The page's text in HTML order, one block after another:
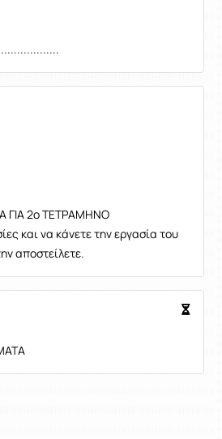
ΓΙΑ 2ο ΤΕΤΡΑΜΗΝΟ
και να κάνετε την εργασία του
αποστείλετε.